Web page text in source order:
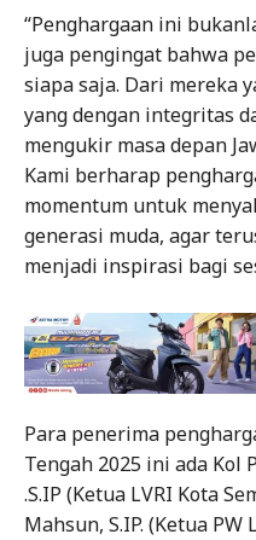
“Penghargaan ini
juga pengingat bahwa
siapa saja. Dari mereka
yang dengan integritas
mengukir masa depan
Kami berharap
momentum untuk
generasi muda, agar
menjadi inspirasi bagi
Para penerima
Tengah 2025 ini ada Kol
.S.IP (Ketua LVRI Kota
Mahsun, S.IP. (Ketua PW